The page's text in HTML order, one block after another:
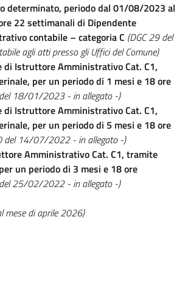
determinato, periodo dal 01/08/2023 al
22 settimanali di Dipendente
contabile – categoria C (DGC 29 del
agli atti presso gli Uffici del Comune)
di Istruttore Amministrativo Cat. C1,
per un periodo di 1 mesi e 18 ore
del 18/01/2023 - in allegato -)
di Istruttore Amministrativo Cat. C1,
per un periodo di 5 mesi e 18 ore
del 14/07/2022 - in allegato -)
Amministrativo Cat. C1, tramite
un periodo di 3 mesi e 18 ore
del 25/02/2022 - in allegato -)
mese di aprile 2026)